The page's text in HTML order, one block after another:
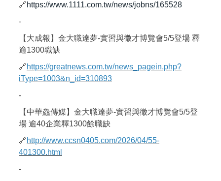
🔗https://www.1111.com.tw/news/jobns/165528
-
【大成報】金大職達夢-實習與徵才博覽會5/5登場 釋
逾1300職缺
🔗https://greatnews.com.tw/news_pagein.php?
iType=1003&n_id=310893
-
【中華鱻傳媒】金大職達夢-實習與徵才博覽會5/5登
場 逾40企業釋1300餘職缺
🔗http://www.ccsn0405.com/2026/04/55-
401300.html
-